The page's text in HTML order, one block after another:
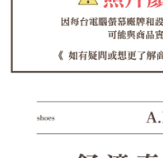
ATM／網路銀行／等多元方式進
※ 請注意：結帳手續完成當下不
購買商品的店家。未經商家同意
後付繳納相關費用。
※ 交易是否成功請以「AFTEE先
【注意事項】
１．透過由恩沛科技股份有限公
每筆NT$60，滿NT$1,380(含
付款後7-11取貨
每筆NT$100，滿NT$1,380(